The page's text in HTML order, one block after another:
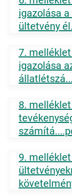
igazolása
ültetvény
7.
igazolása
8.
9.